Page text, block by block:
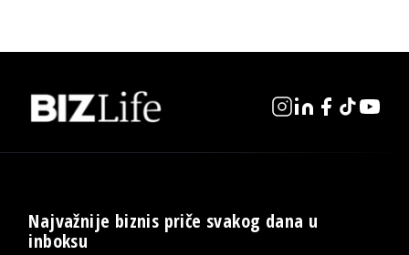
Najvažnije biznis priče svakog dana u
inboksu